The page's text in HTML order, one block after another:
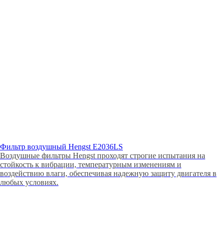
Фильтр воздушный Hengst E2036LS
Воздушные фильтры Hengst проходят строгие испытания на
стойкость к вибрации, температурным изменениям и
воздействию влаги, обеспечивая надежную защиту двигателя в
любых условиях.